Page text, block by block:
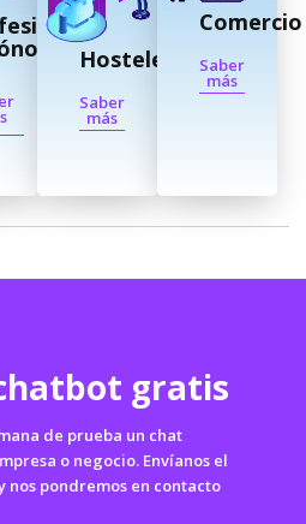
Hostelería
Saber
más
Comercio
Saber
más
gratis
de prueba un chat
o negocio. Envíanos el
pondremos en contacto